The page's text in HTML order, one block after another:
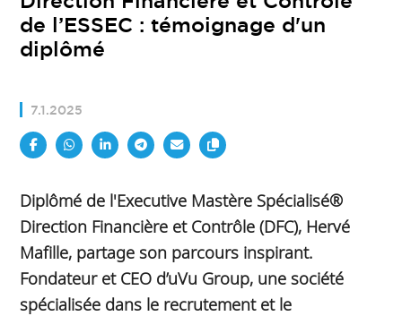
de l’ESSEC : témoignage d'un
diplômé
7.1.2025
Diplômé de l'Executive Mastère Spécialisé®
Direction Financière et Contrôle (DFC), Hervé
Mafille, partage son parcours inspirant.
Fondateur et CEO d’uVu Group, une société
spécialisée dans le recrutement et le